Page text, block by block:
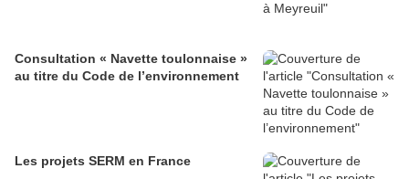
Consultation « Navette toulonnaise »
au titre du Code de l’environnement
Les projets SERM en France